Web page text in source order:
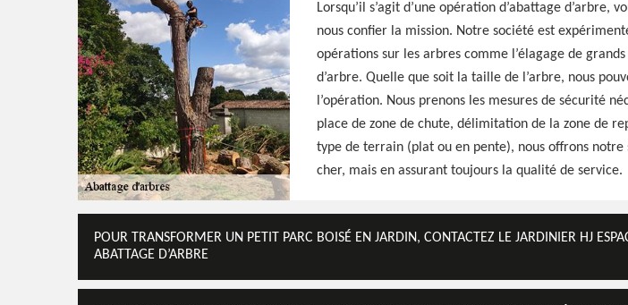
Lorsqu’il s’agit d’une opération d’abattage d’arbre,
nous confier la mission. Notre société est
opérations sur les arbres comme l’élagage de
d’arbre. Quelle que soit la taille de l’arbre, nous
l’opération. Nous prenons les mesures de sécurité
place de zone de chute, délimitation de la zone de
type de terrain (plat ou en pente), nous offrons notre
cher, mais en assurant toujours la qualité de service.
POUR TRANSFORMER UN PETIT PARC BOISÉ EN JARDIN, CONTACTEZ LE JARDINIER HJ
ABATTAGE D’ARBRE